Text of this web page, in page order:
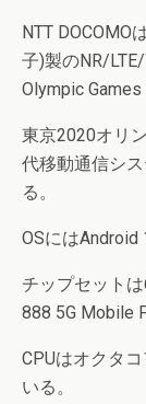
NTT DOCOMO
子)製のNR/
Olympic Games
東京2020オリ
代移動通信シ
る。
OSにはAndroid
チップセット
888 5G Mobile
CPUはオクタ
いる。